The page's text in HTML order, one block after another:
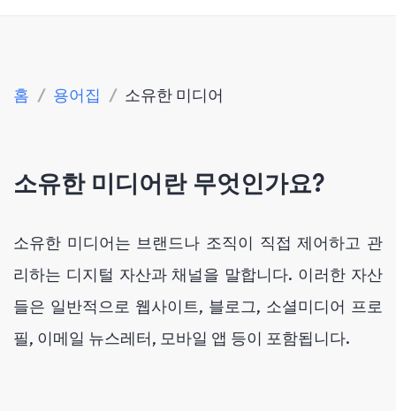
홈 / 용어집 / 소유한 미디어
소유한 미디어란 무엇인가요?
소유한 미디어는 브랜드나 조직이 직접 제어하고 관
리하는 디지털 자산과 채널을 말합니다. 이러한 자산
들은 일반적으로 웹사이트, 블로그, 소셜미디어 프로
필, 이메일 뉴스레터, 모바일 앱 등이 포함됩니다.